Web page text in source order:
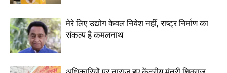
मेरे लिए उद्योग केवल निवेश नहीं, राष्ट्र निर्माण का
संकल्प है कमलनाथ